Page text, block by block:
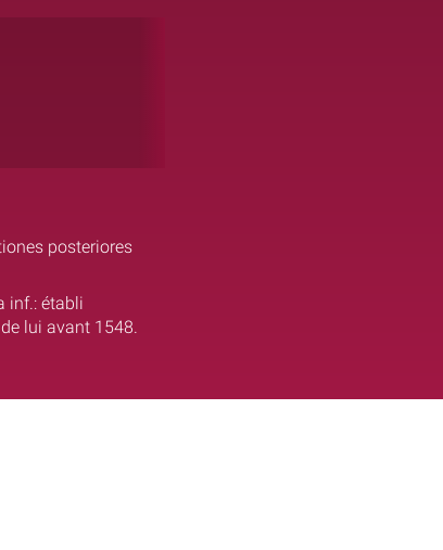
posteriores
inf.: établi
lui avant 1548.